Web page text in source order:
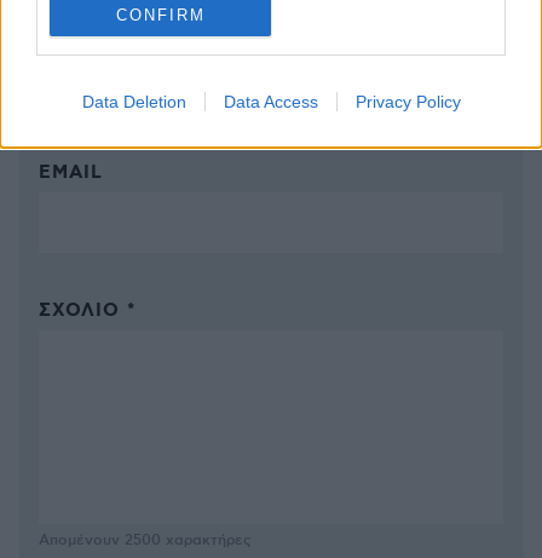
CONFIRM
Data Deletion Data Access Privacy Policy
ΌΝΟΜΑ *
EMAIL
ΣΧΌΛΙΟ *
Απομένουν 2500 χαρακτήρες